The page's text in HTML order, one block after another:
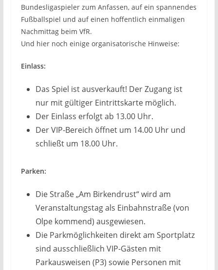
Bundesligaspieler zum Anfassen, auf ein spannendes
Fußballspiel und auf einen hoffentlich einmaligen
Nachmittag beim VfR.
Und hier noch einige organisatorische Hinweise:
Einlass:
Das Spiel ist ausverkauft! Der Zugang ist
nur mit gültiger Eintrittskarte möglich.
Der Einlass erfolgt ab 13.00 Uhr.
Der VIP-Bereich öffnet um 14.00 Uhr und
schließt um 18.00 Uhr.
Parken:
Die Straße „Am Birkendrust“ wird am
Veranstaltungstag als Einbahnstraße (von
Olpe kommend) ausgewiesen.
Die Parkmöglichkeiten direkt am Sportplatz
sind ausschließlich VIP-Gästen mit
Parkausweisen (P3) sowie Personen mit